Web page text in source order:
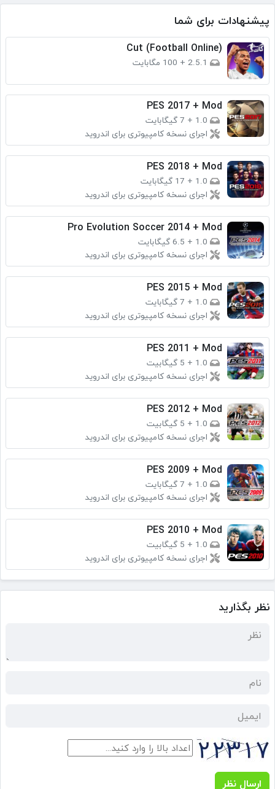
پیشنهادات برای شما
(Cut (Football Online
2.5.1
+ 100 مگابایت
PES 2017 + Mod
1.0
+ 7 گیگابایت
اجرای نسخه کامپیوتری برای اندروید
PES 2018 + Mod
1.0
+ 17 گیگابایت
اجرای نسخه کامپیوتری برای اندروید
Pro Evolution Soccer 2014 + Mod
1.0
+ 6.5 گیگابایت
اجرای نسخه کامپیوتری برای اندروید
PES 2015 + Mod
1.0
+ 7 گیگابایت
اجرای نسخه کامپیوتری برای اندروید
PES 2011 + Mod
1.0
+ 5 گیگابیت
اجرای نسخه کامپیوتری برای اندروید
PES 2012 + Mod
1.0
+ 5 گیگابیت
اجرای نسخه کامپیوتری برای اندروید
PES 2009 + Mod
1.0
+ 7 گیگابایت
اجرای نسخه کامپیوتری برای اندروید
PES 2010 + Mod
1.0
+ 5 گیگابیت
اجرای نسخه کامپیوتری برای اندروید
نظر بگذارید
ارسال نظر